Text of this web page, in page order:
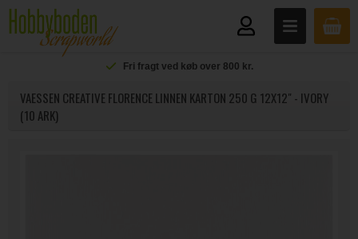
Fri fragt ved køb over 800 kr.
VAESSEN CREATIVE FLORENCE LINNEN KARTON 250 G 12X12" - IVORY
(10 ARK)